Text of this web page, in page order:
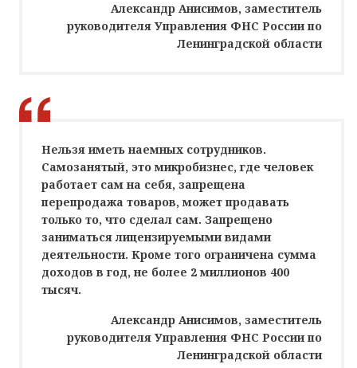
Александр Анисимов, заместитель
руководителя Управления ФНС России по
Ленинградской области
Нельзя иметь наемных сотрудников.
Самозанятый, это микробизнес, где человек
работает сам на себя, запрещена
перепродажа товаров, может продавать
только то, что сделал сам. Запрещено
заниматься лицензируемыми видами
деятельности. Кроме того ограничена сумма
доходов в год, не более 2 миллионов 400
тысяч.
Александр Анисимов, заместитель
руководителя Управления ФНС России по
Ленинградской области